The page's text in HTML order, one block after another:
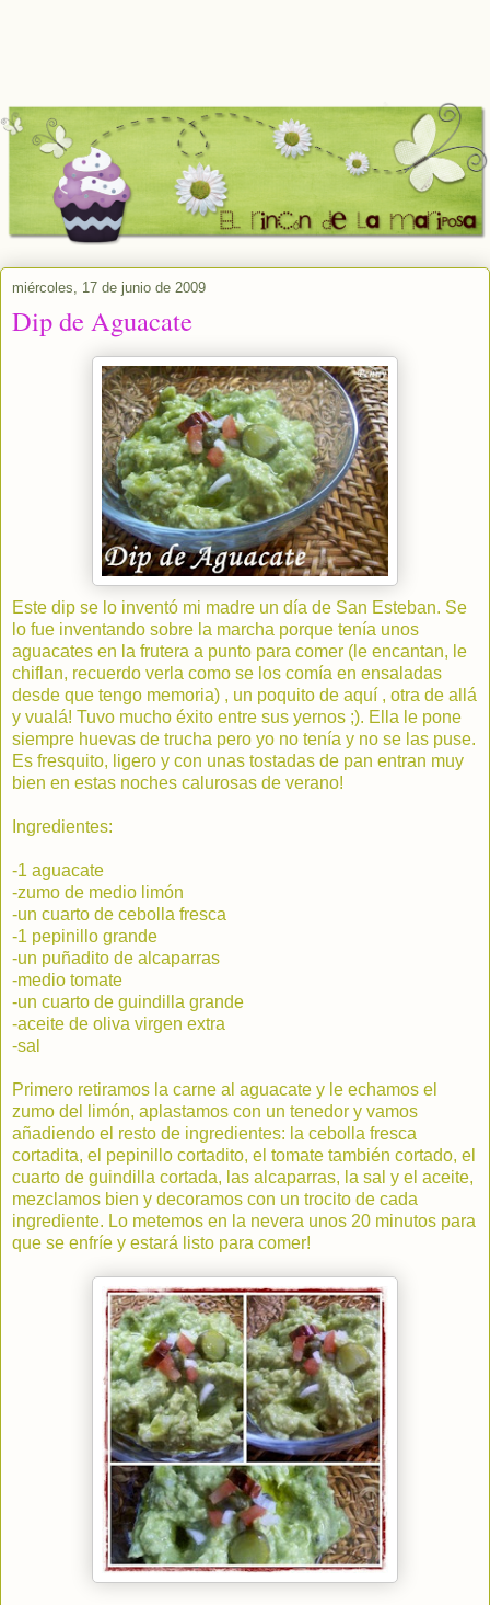
miércoles, 17 de junio de 2009
Dip de Aguacate
Este dip se lo inventó mi madre un día de San Esteban. Se
lo fue inventando sobre la marcha porque tenía unos
aguacates en la frutera a punto para comer (le encantan, le
chiflan, recuerdo verla como se los comía en ensaladas
desde que tengo memoria) , un poquito de aquí , otra de allá
y vualá! Tuvo mucho éxito entre sus yernos ;). Ella le pone
siempre huevas de trucha pero yo no tenía y no se las puse.
Es fresquito, ligero y con unas tostadas de pan entran muy
bien en estas noches calurosas de verano!
Ingredientes:
-1 aguacate
-zumo de medio limón
-un cuarto de cebolla fresca
-1 pepinillo grande
-un puñadito de alcaparras
-medio tomate
-un cuarto de guindilla grande
-aceite de oliva virgen extra
-sal
Primero retiramos la carne al aguacate y le echamos el
zumo del limón, aplastamos con un tenedor y vamos
añadiendo el resto de ingredientes: la cebolla fresca
cortadita, el pepinillo cortadito, el tomate también cortado, el
cuarto de guindilla cortada, las alcaparras, la sal y el aceite,
mezclamos bien y decoramos con un trocito de cada
ingrediente. Lo metemos en la nevera unos 20 minutos para
que se enfríe y estará listo para comer!